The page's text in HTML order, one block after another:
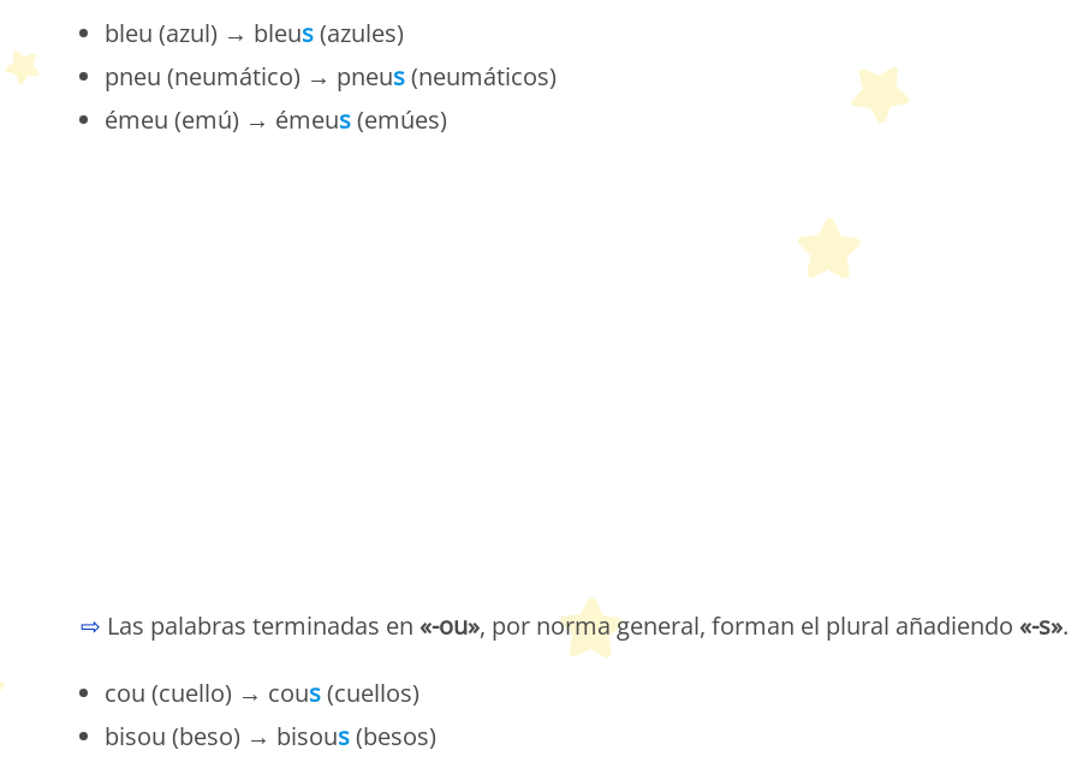
bleu (azul) → bleus(azules)
pneu (neumático) → pneus(neumáticos)
émeu (emú) → émeus(emúes)
⇨ Las palabras terminadas en«-ou», por norma general, forman el plural añadiendo«-s».
cou (cuello) → cous(cuellos)
bisou (beso) → bisous(besos)